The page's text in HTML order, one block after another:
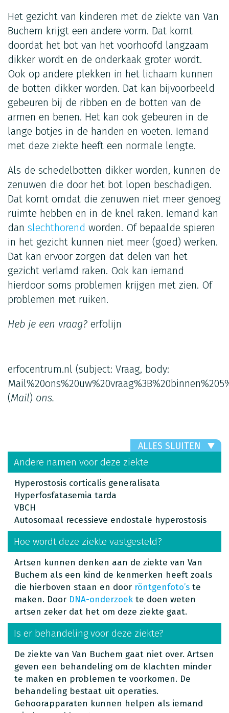
Het gezicht van kinderen met de ziekte van Van
Buchem krijgt een andere vorm. Dat komt
doordat het bot van het voorhoofd langzaam
dikker wordt en de onderkaak groter wordt.
Ook op andere plekken in het lichaam kunnen
de botten dikker worden. Dat kan bijvoorbeeld
gebeuren bij de ribben en de botten van de
armen en benen. Het kan ook gebeuren in de
lange botjes in de handen en voeten. Iemand
met deze ziekte heeft een normale lengte.
Als de schedelbotten dikker worden, kunnen de
zenuwen die door het bot lopen beschadigen.
Dat komt omdat die zenuwen niet meer genoeg
ruimte hebben en in de knel raken. Iemand kan
dan slechthorend worden. Of bepaalde spieren
in het gezicht kunnen niet meer (goed) werken.
Dat kan ervoor zorgen dat delen van het
gezicht verlamd raken. Ook kan iemand
hierdoor soms problemen krijgen met zien. Of
problemen met ruiken.
Heb je een vraag? erfolijn
erfocentrum.nl (subject: Vraag, body:
(Mail) ons.
ALLES SLUITEN
Andere namen voor deze ziekte
Hyperostosis corticalis generalisata
Hyperfosfatasemia tarda
VBCH
Autosomaal recessieve endostale hyperostosis
Hoe wordt deze ziekte vastgesteld?
Artsen kunnen denken aan de ziekte van Van
Buchem als een kind de kenmerken heeft zoals
die hierboven staan en door röntgenfoto’s te
maken. Door DNA-onderzoek te doen weten
artsen zeker dat het om deze ziekte gaat.
Is er behandeling voor deze ziekte?
De ziekte van Van Buchem gaat niet over. Artsen
geven een behandeling om de klachten minder
te maken en problemen te voorkomen. De
behandeling bestaat uit operaties.
Gehoorapparaten kunnen helpen als iemand